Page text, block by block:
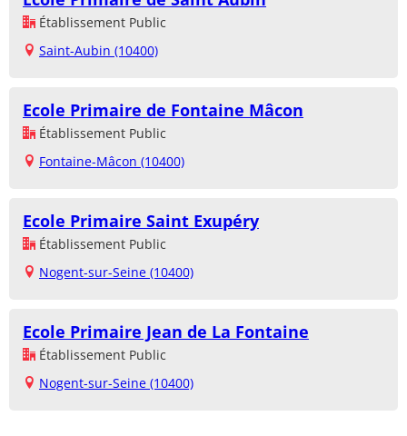
Établissement Public
Saint-Aubin (10400)
Ecole Primaire de Fontaine Mâcon
Établissement Public
Fontaine-Mâcon (10400)
Ecole Primaire Saint Exupéry
Établissement Public
Nogent-sur-Seine (10400)
Ecole Primaire Jean de La Fontaine
Établissement Public
Nogent-sur-Seine (10400)